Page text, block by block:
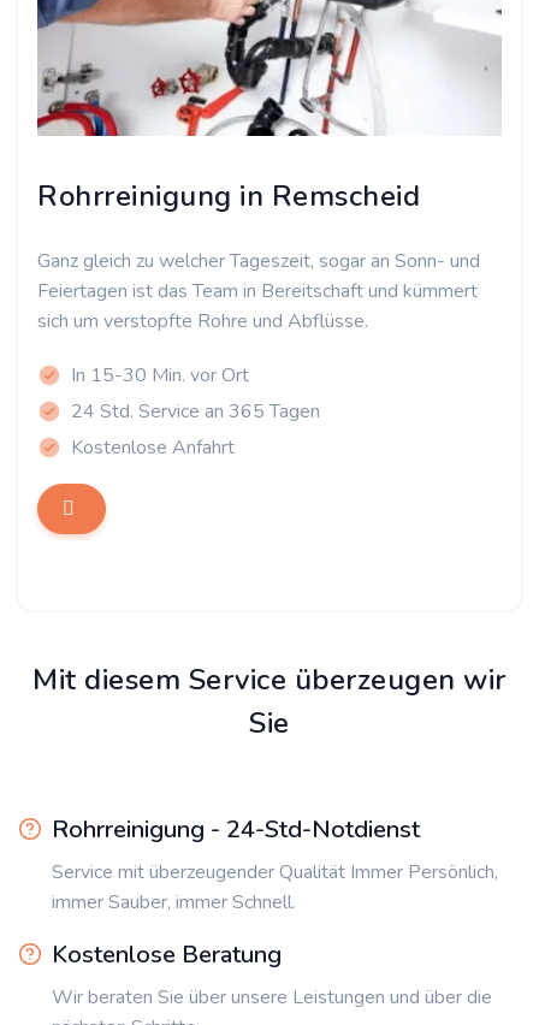
Rohrreinigung in Remscheid
Ganz gleich zu welcher Tageszeit, sogar an Sonn- und
Feiertagen ist das Team in Bereitschaft und kümmert
sich um verstopfte Rohre und Abflüsse.
In 15-30 Min. vor Ort
24 Std. Service an 365 Tagen
Kostenlose Anfahrt
Mit diesem Service überzeugen wir
Sie
Rohrreinigung - 24-Std-Notdienst
Service mit überzeugender Qualität Immer Persönlich,
immer Sauber, immer Schnell.
Kostenlose Beratung
Wir beraten Sie über unsere Leistungen und über die